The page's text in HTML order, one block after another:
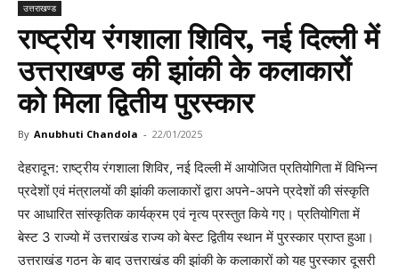
उत्तराखण्ड
राष्ट्रीय रंगशाला शिविर, नई दिल्ली में
उत्तराखण्ड की झांकी के कलाकारों
को मिला द्वितीय पुरस्कार
By Anubhuti Chandola - 22/01/2025
देहरादून: राष्ट्रीय रंगशाला शिविर, नई दिल्ली में आयोजित प्रतियोगिता में विभिन्न
प्रदेशों एवं मंत्रालयों की झांकी कलाकारों द्वारा अपने-अपने प्रदेशों की संस्कृति
पर आधारित सांस्कृतिक कार्यक्रम एवं नृत्य प्रस्तुत किये गए। प्रतियोगिता में
बेस्ट 3 राज्यो में उत्तराखंड राज्य को बेस्ट द्वितीय स्थान में पुरस्कार प्राप्त हुआ।
उत्तराखंड गठन के बाद उत्तराखंड की झांकी के कलाकारों को यह पुरस्कार दूसरी